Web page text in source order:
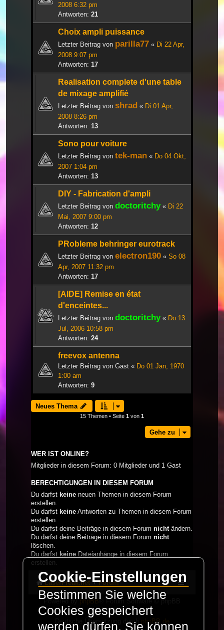
2008 6:32 pm
Antworten: 21
Choix ampli puissance
Letzter Beitrag von parilla77 « Di 22 Apr,
2008 9:07 pm
Antworten: 17
Realisation complete d'une table
de mixage amplifié
Letzter Beitrag von shrad « Di 01 Apr,
2008 8:26 pm
Antworten: 13
Sono pour voiture
Letzter Beitrag von tek-man « Do 04 Okt,
2007 1:04 pm
Antworten: 13
DIY - Fabrication d'ampli
Letzter Beitrag von doctoritchy« Di 22
Mai, 2007 9:00 pm
Antworten: 12
PRobleme behringer eurotrack
Letzter Beitrag von electron190 « So 08
Apr, 2007 11:32 pm
Antworten: 17
[AIDE] Remise en état
d'enceintes...
Letzter Beitrag von doctoritchy« Do 13
Jul, 2006 10:58 pm
Antworten: 24
freevox antenna
Letzter Beitrag von Gast « Do 01 Jan, 1970
1:00 am
Antworten: 9
Neues Thema
15 Themen • Seite 1 von 1
Gehe zu
WER IST ONLINE?
Mitglieder in diesem Forum: 0 Mitglieder und 1 Gast
BERECHTIGUNGEN IN DIESEM FORUM
Du darfst keine neuen Themen in diesem Forum
erstellen.
Du darfst keine Antworten zu Themen in diesem Forum
erstellen.
Du darfst deine Beiträge in diesem Forum nichtändern.
Du darfst deine Beiträge in diesem Forum nicht
löschen.
Du darfst keine Dateianhänge in diesem Forum
erstellen.
LaserFreak.net Forum
Powered byphpBB ® Forum Software © phpBB
Limited
Deutsche Übersetzung durch phpBB.de
Cookie-Einstellungen
Bestimmen Sie welche
Cookies gespeichert
werden dürfen. Sie können